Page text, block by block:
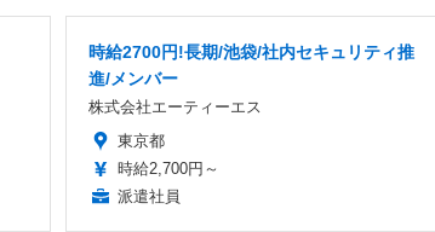
時給2700円!長期/池袋/社内セキュリティ推
進/メンバー
株式会社エーティーエス
東京都
時給2,700円～
派遣社員